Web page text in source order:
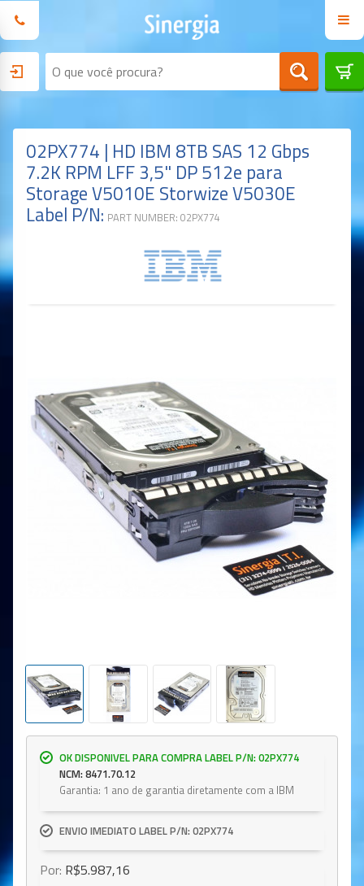
02PX774 | HD IBM 8TB SAS 12 Gbps
7.2K RPM LFF 3,5" DP 512e para
Storage V5010E Storwize V5030E
Label P/N: PART NUMBER: 02PX774
OK DISPONIVEL PARA COMPRA LABEL P/N: 02PX774
NCM: 8471.70.12
Garantia: 1 ano de garantia diretamente com a IBM
ENVIO IMEDIATO LABEL P/N: 02PX774
Por: R$5.987,16